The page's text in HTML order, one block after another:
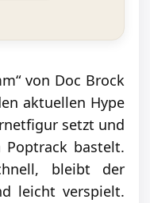
von Doc Brock
aktuellen Hype
setzt und
Poptrack bastelt.
bleibt der
leicht verspielt.